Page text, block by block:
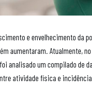
e envelhecimento da
aumentaram. Atualmente,
analisado um compilado de
atividade física e